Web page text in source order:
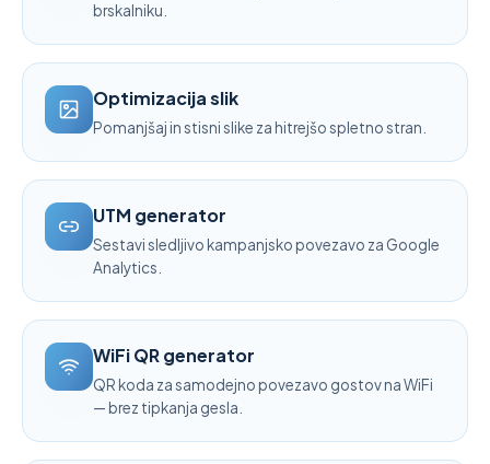
brskalniku.
Optimizacija slik
Pomanjšaj in stisni slike za hitrejšo spletno stran.
UTM generator
Sestavi sledljivo kampanjsko povezavo za Google
Analytics.
WiFi QR generator
QR koda za samodejno povezavo gostov na WiFi
— brez tipkanja gesla.